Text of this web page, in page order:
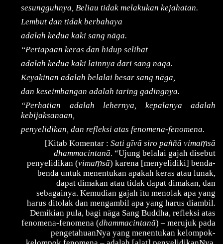
sesungguhnya, Beliau tidak melakukan kejahatan.
Lembut dan tidak berbahaya
adalah kedua kaki sang nāga.
“Pertapaan keras dan hidup selibat
adalah kedua kaki lainnya dari sang nāga.
Keyakinan adalah belalai besar sang nāga,
dan keseimbangan adalah taring gadingnya.
“Perhatian adalah lehernya, kepalanya adalah
kebijaksanaan,
penyelidikan, dan refleksi atas fenomena-fenomena.
[Kitab Komentar : Sati gīvā siro paññā vimaṃsā
dhammacintanā. “Ujung belalai gajah disebut
penyelidikan (vimaṃsā) karena [menyelidiki] benda-
benda untuk menentukan apakah keras atau lunak,
dapat dimakan atau tidak dapat dimakan, dan
sebagainya. Kemudian gajah itu menolak apa yang
harus ditolak dan mengambil apa yang harus diambil.
Demikian pula, bagi nāga Sang Buddha, refleksi atas
fenomena-fenomena (dhammacintanā) – merujuk pada
pengetahuanNya yang menentukan kelompok-